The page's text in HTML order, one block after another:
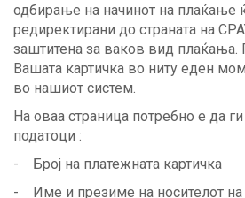
одбирање на начинот на плаќање
редиректирани до страната на
заштитена за ваков вид плаќања.
Вашата картичка во ниту еден
во нашиот систем.
На оваа страница потребно е да
податоци :
- Број на платежната картичка
- Име и презиме на носителот на